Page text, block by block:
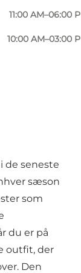
11:00 AM–06:00
10:00 AM–03:00
af gode
Ganni,
Vintage,
og
de seneste
sæson
som
du er på
outfit, der
Den